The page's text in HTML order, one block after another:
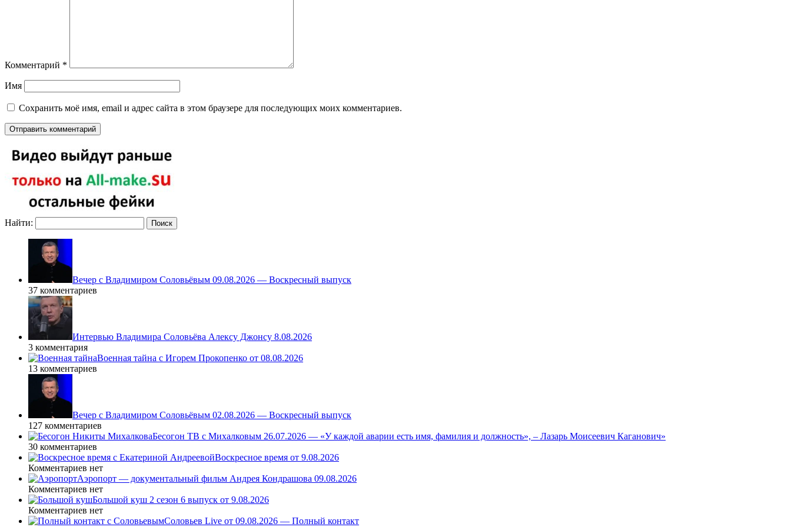
Комментарий *
Имя
Сохранить моё имя, email и адрес сайта в этом браузере для последующих моих комментариев.
Найти:
Вечер с Владимиром Соловьёвым 09.08.2026 — Воскресный выпуск
37 комментариев
Интервью Владимира Соловьёва Алексу Джонсу 8.08.2026
3 комментария
Военная тайна с Игорем Прокопенко от 08.08.2026
13 комментариев
Вечер с Владимиром Соловьёвым 02.08.2026 — Воскресный выпуск
127 комментариев
Бесогон ТВ с Михалковым 26.07.2026 — «У каждой аварии есть имя, фамилия и должность», – Лазарь Моисеевич Каганович»
30 комментариев
Воскресное время от 9.08.2026
Комментариев нет
Аэропорт — документальный фильм Андрея Кондрашова 09.08.2026
Комментариев нет
Большой куш 2 сезон 6 выпуск от 9.08.2026
Комментариев нет
Соловьев Live от 09.08.2026 — Полный контакт